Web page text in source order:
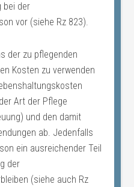
bei der
vor (siehe Rz 823).
der zu pflegenden
Kosten zu verwenden
Art der Pflege
und den damit
ab. Jedenfalls
ein ausreichender Teil
der
(siehe auch Rz